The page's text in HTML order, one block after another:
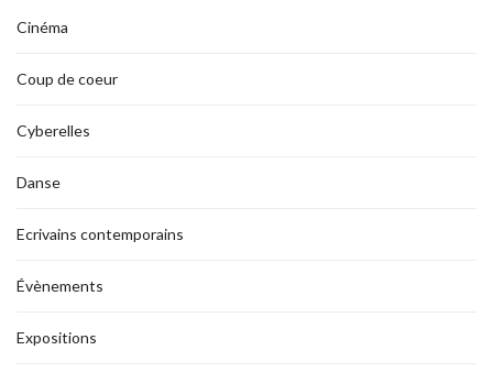
Cinéma
Coup de coeur
Cyberelles
Danse
Ecrivains contemporains
Évènements
Expositions